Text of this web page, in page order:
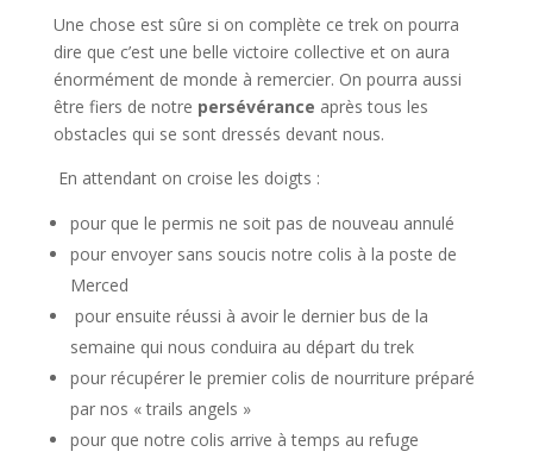
Une chose est sûre si on complète ce trek on pourra
dire que c’est une belle victoire collective et on aura
énormément de monde à remercier. On pourra aussi
être fiers de notre persévérance après tous les
obstacles qui se sont dressés devant nous.
En attendant on croise les doigts :
pour que le permis ne soit pas de nouveau annulé
pour envoyer sans soucis notre colis à la poste de
Merced
pour ensuite réussi à avoir le dernier bus de la
semaine qui nous conduira au départ du trek
pour récupérer le premier colis de nourriture préparé
par nos « trails angels »
pour que notre colis arrive à temps au refuge